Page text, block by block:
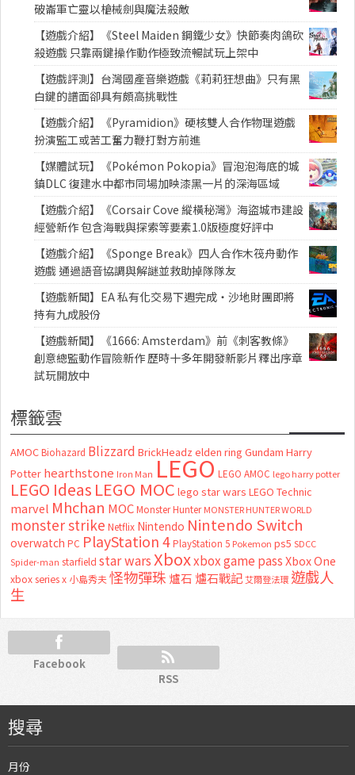
破崙軍亡靈以槍械劍與魔法殺敵
【遊戲介紹】《Steel Maiden 鋼鐵少女》快節奏肉鴿砍
殺遊戲 只靠兩鍵操作動作極致流暢試玩上架中
【遊戲評測】台灣國產音樂遊戲《莉莉狂想曲》只有黑
白鍵的譜面卻具有頗高挑戰性
【遊戲介紹】《Pyramidion》硬核雙人合作物理遊戲
扮演監工或苦工奮力鞭打對方前進
【媒體試玩】《Pokémon Pokopia》冒泡泡海底的城
鎮DLC 復建水中都市同場加映漆黑一片的深海區域
【遊戲介紹】《Corsair Cove 縱橫秘灣》海盜城市建設
經營新作 包含海戰與探索等要素1.0版極度好評中
【遊戲介紹】《Sponge Break》四人合作木筏舟動作
遊戲 通過語音協調與解謎並救助掉隊隊友
【遊戲新聞】EA 私有化交易下週完成・沙地財團即將
持有九成股份
【遊戲新聞】《1666: Amsterdam》前《刺客教條》
創意總監動作冒險新作 歷時十多年開發新影片釋出序章
試玩開放中
標籤雲
AMOC Biohazard Blizzard BrickHeadz elden ring Gundam Harry
Potter hearthstone Iron Man LEGO LEGO AMOC lego harry potter
LEGO Ideas LEGO MOC lego star wars LEGO Technic
marvel Mhchan MOC Monster Hunter MONSTER HUNTER WORLD
monster strike Netflix Nintendo Nintendo Switch
overwatch PC PlayStation 4 PlayStation 5 Pokemon ps5 SDCC
Spider-man starfield star warsXboxxbox game passXbox One
xbox series x 小島秀夫怪物彈珠 爐石 爐石戰記艾爾登法環 遊戲人
生
Facebook
RSS
搜尋
月份